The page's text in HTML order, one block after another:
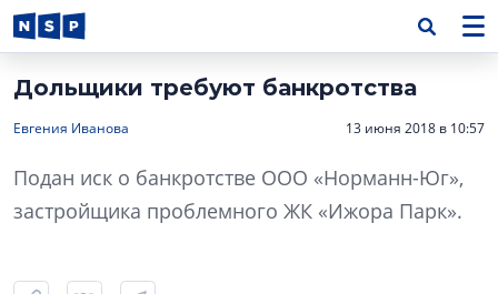
Дольщики требуют банкротства
Евгения Иванова 13 июня 2018 в 10:57
Подан иск о банкротстве ООО «Норманн-Юг»,
застройщика проблемного ЖК «Ижора Парк».